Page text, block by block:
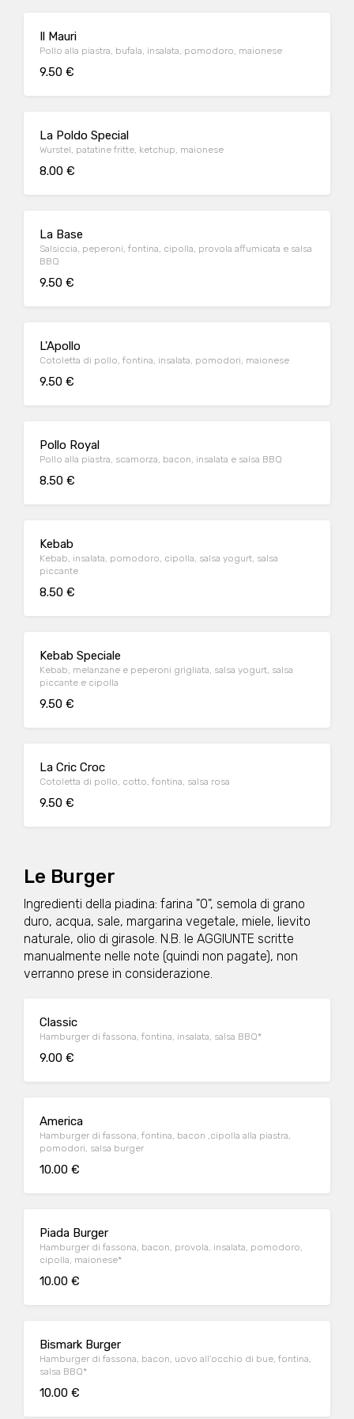
Il Mauri
Pollo alla piastra, bufala, insalata, pomodoro, maionese
9.50 €
La Poldo Special
Wurstel, patatine fritte, ketchup, maionese
8.00 €
La Base
Salsiccia, peperoni, fontina, cipolla, provola affumicata e salsa
BBQ
9.50 €
L'Apollo
Cotoletta di pollo, fontina, insalata, pomodori, maionese
9.50 €
Pollo Royal
Pollo alla piastra, scamorza, bacon, insalata e salsa BBQ
8.50 €
Kebab
Kebab, insalata, pomodoro, cipolla, salsa yogurt, salsa
piccante
8.50 €
Kebab Speciale
Kebab, melanzane e peperoni grigliata, salsa yogurt, salsa
piccante e cipolla
9.50 €
La Cric Croc
Cotoletta di pollo, cotto, fontina, salsa rosa
9.50 €
Le Burger
Ingredienti della piadina: farina "0", semola di grano
duro, acqua, sale, margarina vegetale, miele, lievito
naturale, olio di girasole. N.B. le AGGIUNTE scritte
manualmente nelle note (quindi non pagate), non
verranno prese in considerazione.
Classic
Hamburger di fassona, fontina, insalata, salsa BBQ*
9.00 €
America
Hamburger di fassona, fontina, bacon ,cipolla alla piastra,
pomodori, salsa burger
10.00 €
Piada Burger
Hamburger di fassona, bacon, provola, insalata, pomodoro,
cipolla, maionese*
10.00 €
Bismark Burger
Hamburger di fassona, bacon, uovo all'occhio di bue, fontina,
salsa BBQ*
10.00 €